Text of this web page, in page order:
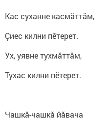
Кас суханне касмӑттӑм,
Çиес килни пӗтерет.
Ух, уявне тухмӑттӑм,
Тухас килни пӗтерет.
Чашкӑ-чашкӑ йӑвача